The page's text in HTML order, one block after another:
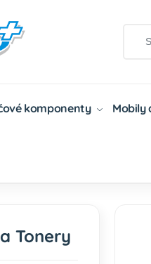
komponenty Mobily
A Tonery
Tonery